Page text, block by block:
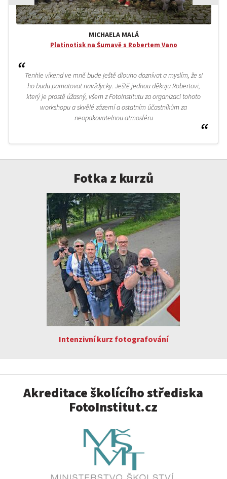
MICHAELA MALÁ
Platinotisk na Šumavě s Robertem Vano
Tenhle víkend ve mně bude ještě dlouho doznívat a myslím, že si
ho budu pamatovat navždycky. Ještě jednou děkuju Robertovi,
který je prostě úžasný, všem z FotoInstitutu za organizaci tohoto
workshopu a skvělé zázemí a ostatním účastníkům za
neopakovatelnou atmosféru
Fotka z kurzů
Intenzivní kurz fotografování
Akreditace školícího střediska
FotoInstitut.cz